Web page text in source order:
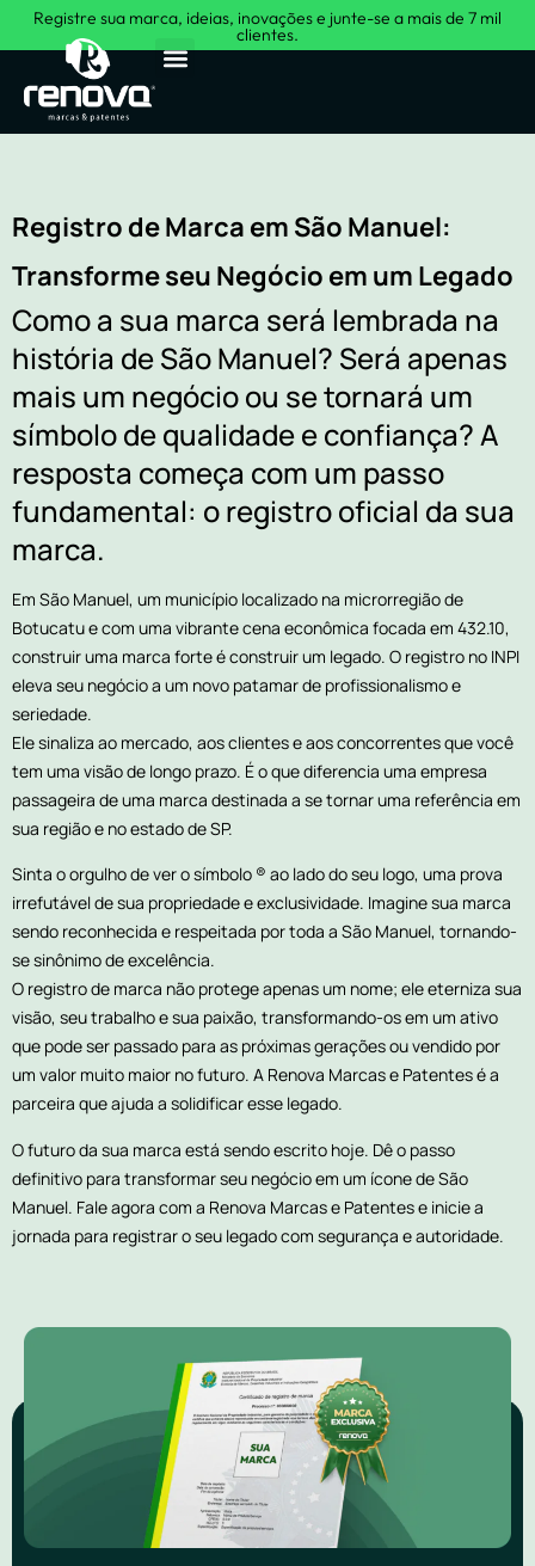
Registre sua marca, ideias, inovações e junte-se a mais de 7 mil
clientes.
Registro de Marca em São Manuel:
Transforme seu Negócio em um Legado
Como a sua marca será lembrada na
história de São Manuel? Será apenas
mais um negócio ou se tornará um
símbolo de qualidade e confiança? A
resposta começa com um passo
fundamental: o registro oficial da sua
marca.
Em São Manuel, um município localizado na microrregião de
Botucatu e com uma vibrante cena econômica focada em 432.10,
construir uma marca forte é construir um legado. O registro no INPI
eleva seu negócio a um novo patamar de profissionalismo e
seriedade.
Ele sinaliza ao mercado, aos clientes e aos concorrentes que você
tem uma visão de longo prazo. É o que diferencia uma empresa
passageira de uma marca destinada a se tornar uma referência em
sua região e no estado de SP.
Sinta o orgulho de ver o símbolo ® ao lado do seu logo, uma prova
irrefutável de sua propriedade e exclusividade. Imagine sua marca
sendo reconhecida e respeitada por toda a São Manuel, tornando-
se sinônimo de excelência.
O registro de marca não protege apenas um nome; ele eterniza sua
visão, seu trabalho e sua paixão, transformando-os em um ativo
que pode ser passado para as próximas gerações ou vendido por
um valor muito maior no futuro. A Renova Marcas e Patentes é a
parceira que ajuda a solidificar esse legado.
O futuro da sua marca está sendo escrito hoje. Dê o passo
definitivo para transformar seu negócio em um ícone de São
Manuel. Fale agora com a Renova Marcas e Patentes e inicie a
jornada para registrar o seu legado com segurança e autoridade.